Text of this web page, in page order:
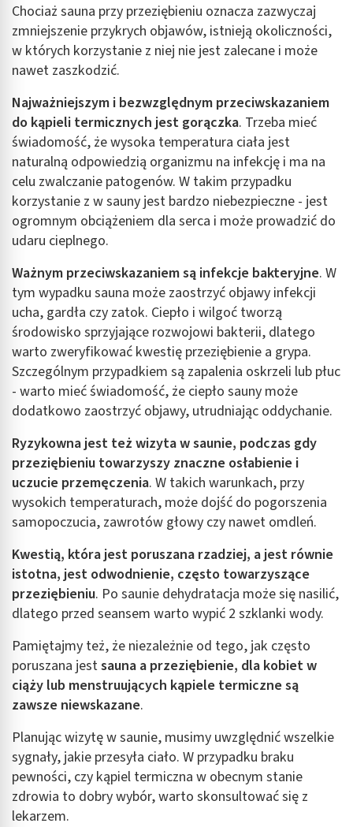
Chociaż sauna przy przeziębieniu oznacza zazwyczaj
zmniejszenie przykrych objawów, istnieją okoliczności,
w których korzystanie z niej nie jest zalecane i może
nawet zaszkodzić.
Najważniejszym i bezwzględnym przeciwskazaniem
do kąpieli termicznych jest gorączka. Trzeba mieć
świadomość, że wysoka temperatura ciała jest
naturalną odpowiedzią organizmu na infekcję i ma na
celu zwalczanie patogenów. W takim przypadku
korzystanie z w sauny jest bardzo niebezpieczne - jest
ogromnym obciążeniem dla serca i może prowadzić do
udaru cieplnego.
Ważnym przeciwskazaniem są infekcje bakteryjne. W
tym wypadku sauna może zaostrzyć objawy infekcji
ucha, gardła czy zatok. Ciepło i wilgoć tworzą
środowisko sprzyjające rozwojowi bakterii, dlatego
warto zweryfikować kwestię przeziębienie a grypa.
Szczególnym przypadkiem są zapalenia oskrzeli lub płuc
- warto mieć świadomość, że ciepło sauny może
dodatkowo zaostrzyć objawy, utrudniając oddychanie.
Ryzykowna jest też wizyta w saunie, podczas gdy
przeziębieniu towarzyszy znaczne osłabienie i
uczucie przemęczenia. W takich warunkach, przy
wysokich temperaturach, może dojść do pogorszenia
samopoczucia, zawrotów głowy czy nawet omdleń.
Kwestią, która jest poruszana rzadziej, a jest równie
istotna, jest odwodnienie, często towarzyszące
przeziębieniu. Po saunie dehydratacja może się nasilić,
dlatego przed seansem warto wypić 2 szklanki wody.
Pamiętajmy też, że niezależnie od tego, jak często
poruszana jestsauna a przeziębienie, dla kobiet w
ciąży lub menstruujących kąpiele termiczne są
zawsze niewskazane.
Planując wizytę w saunie, musimy uwzględnić wszelkie
sygnały, jakie przesyła ciało. W przypadku braku
pewności, czy kąpiel termiczna w obecnym stanie
zdrowia to dobry wybór, warto skonsultować się z
lekarzem.
Funkcje specjalne IAB:
Użycie dokładnych danych geolokalizacyjnych
Identyfikowanie urządzeń na podstawie
aktywnie żądanych informacji
Cele przetwarzania inne niż IAB:
Niezbędne
Wydajność (Performance)
Reklama / śledzenie